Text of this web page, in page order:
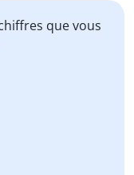
que vous